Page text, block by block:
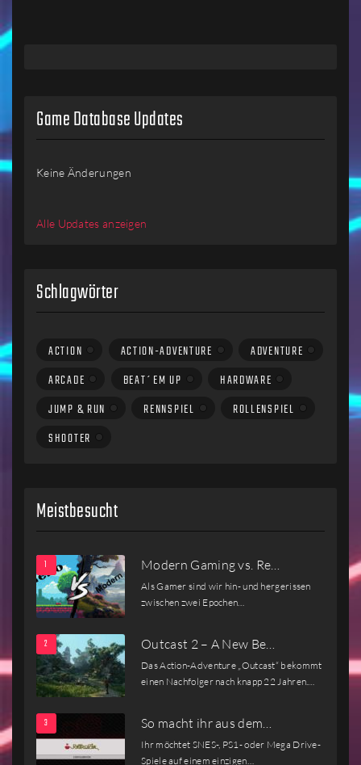
Game Database Updates
Keine Änderungen
Alle Updates anzeigen
Schlagwörter
ACTION ACTION-ADVENTURE
ADVENTURE
ARCADE
BEAT´EM UP
HARDWARE
JUMP & RUN
RENNSPIEL
ROLLENSPIEL
SHOOTER
Meistbesucht
Modern Gaming vs. Re…
Als Gamer sind wir hin- und hergerissen
zwischen zwei Epochen…
Outcast 2 – A New Be…
Das Action-Adventure „Outcast“ bekommt
einen Nachfolger nach knapp 22 Jahren.…
So macht ihr aus dem…
Ihr möchtet SNES-, PS1- oder Mega Drive-
Spiele auf einem einzigen…